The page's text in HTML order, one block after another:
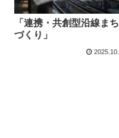
「連携・共創型沿線まち
づくり」